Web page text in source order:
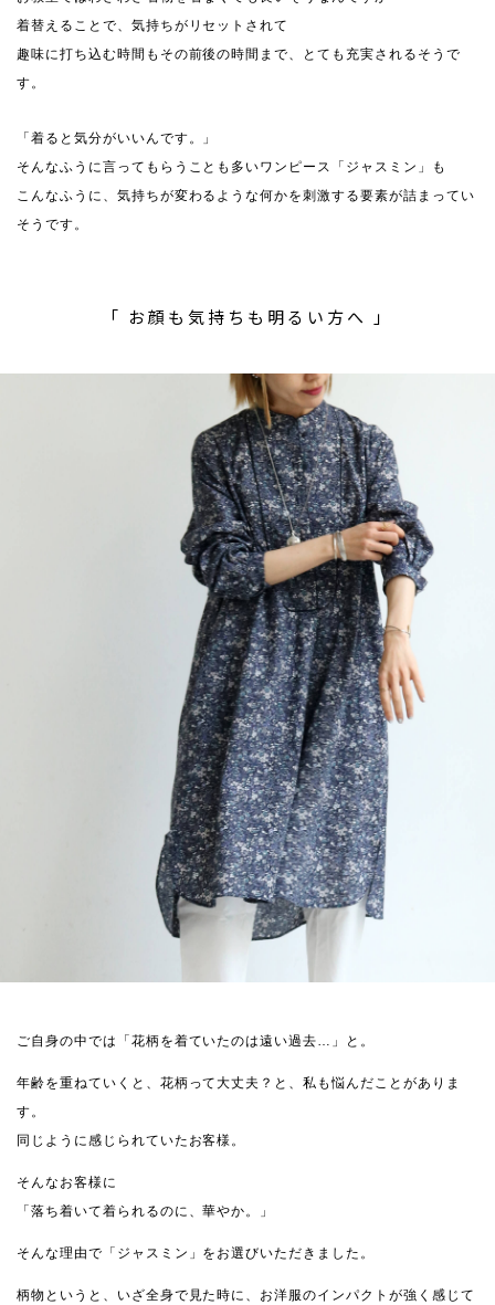
着替えることで、気持ちがリセットされて
趣味に打ち込む時間もその前後の時間まで、とても充実されるそうで
す。
「着ると気分がいいんです。」
そんなふうに言ってもらうことも多いワンピース「ジャスミン」も
こんなふうに、気持ちが変わるような何かを刺激する要素が詰まってい
そうです。
「 お顔も気持ちも明るい方へ 」
ご自身の中では「花柄を着ていたのは遠い過去…」と。
年齢を重ねていくと、花柄って大丈夫？と、私も悩んだことがありま
す。
同じように感じられていたお客様。
そんなお客様に
「落ち着いて着られるのに、華やか。」
そんな理由で「ジャスミン」をお選びいただきました。
柄物というと、いざ全身で見た時に、お洋服のインパクトが強く感じて